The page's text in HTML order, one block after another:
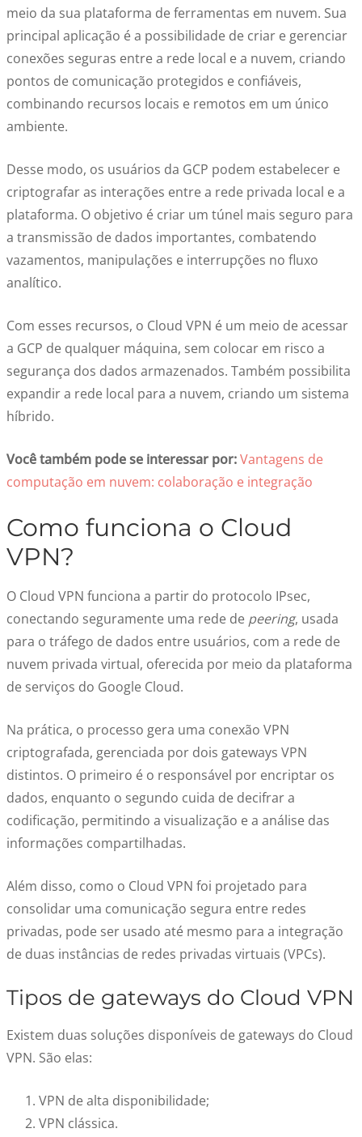
meio da sua plataforma de ferramentas em nuvem. Sua
principal aplicação é a possibilidade de criar e gerenciar
conexões seguras entre a rede local e a nuvem, criando
pontos de comunicação protegidos e confiáveis,
combinando recursos locais e remotos em um único
ambiente.
Desse modo, os usuários da GCP podem estabelecer e
criptografar as interações entre a rede privada local e a
plataforma. O objetivo é criar um túnel mais seguro para
a transmissão de dados importantes, combatendo
vazamentos, manipulações e interrupções no fluxo
analítico.
Com esses recursos, o Cloud VPN é um meio de acessar
a GCP de qualquer máquina, sem colocar em risco a
segurança dos dados armazenados. Também possibilita
expandir a rede local para a nuvem, criando um sistema
híbrido.
Você também pode se interessar por:Vantagens de
computação em nuvem: colaboração e integração
Como funciona o Cloud
VPN?
O Cloud VPN funciona a partir do protocolo IPsec,
conectando seguramente uma rede de peering, usada
para o tráfego de dados entre usuários, com a rede de
nuvem privada virtual, oferecida por meio da plataforma
de serviços do Google Cloud.
Na prática, o processo gera uma conexão VPN
criptografada, gerenciada por dois gateways VPN
distintos. O primeiro é o responsável por encriptar os
dados, enquanto o segundo cuida de decifrar a
codificação, permitindo a visualização e a análise das
informações compartilhadas.
Além disso, como o Cloud VPN foi projetado para
consolidar uma comunicação segura entre redes
privadas, pode ser usado até mesmo para a integração
de duas instâncias de redes privadas virtuais (VPCs).
Tipos de gateways do Cloud VPN
Existem duas soluções disponíveis de gateways do Cloud
VPN. São elas:
VPN de alta disponibilidade;
VPN clássica.